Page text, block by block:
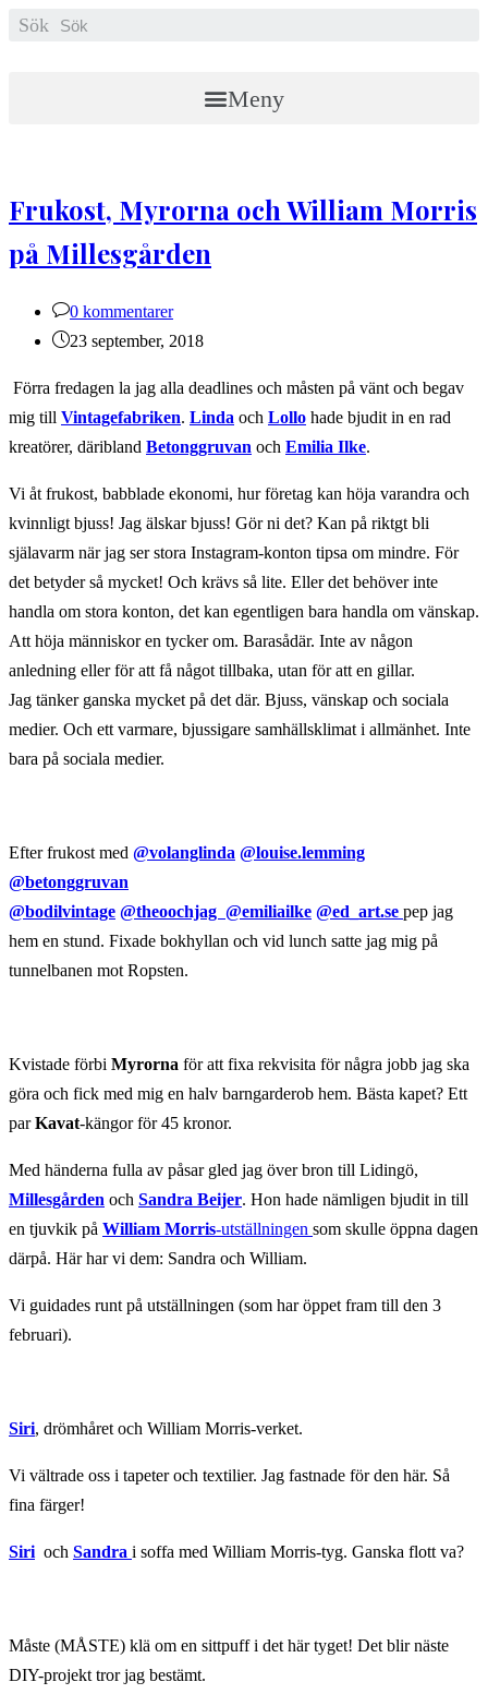
Hoppa
Sök
Meny
Frukost, Myrorna och William Morris
på Millesgården
Kommentarer
på
0 kommentarer
Inlägget
23 september, 2018
Förra fredagen la jag alla deadlines och måsten på vänt och begav
mig till Vintagefabriken. Linda och Lollo hade bjudit in en rad
kreatörer, däribland Betonggruvan och Emilia Ilke.
Vi åt frukost, babblade ekonomi, hur företag kan höja varandra och
kvinnligt bjuss! Jag älskar bjuss! Gör ni det? Kan på riktgt bli
själavarm när jag ser stora Instagram-konton tipsa om mindre. För
det betyder så mycket! Och krävs så lite. Eller det behöver inte
handla om stora konton, det kan egentligen bara handla om vänskap.
Att höja människor en tycker om. Barasådär. Inte av någon
anledning eller för att få något tillbaka, utan för att en gillar.
Jag tänker ganska mycket på det där. Bjuss, vänskap och sociala
medier. Och ett varmare, bjussigare samhällsklimat i allmänhet. Inte
bara på sociala medier.
Efter frukost med @volanglinda @louise.lemming
@betonggruvan
@bodilvintage @theoochjag @emiliailke @ed_art.se pep jag
hem en stund. Fixade bokhyllan och vid lunch satte jag mig på
tunnelbanen mot Ropsten.
Kvistade förbi Myrorna för att fixa rekvisita för några jobb jag ska
göra och fick med mig en halv barngarderob hem. Bästa kapet? Ett
parKavat-kängor för 45 kronor.
Med händerna fulla av påsar gled jag över bron till Lidingö,
Millesgården och Sandra Beijer. Hon hade nämligen bjudit in till
en tjuvkik på William Morris-utställningen som skulle öppna dagen
därpå. Här har vi dem: Sandra och William.
Vi guidades runt på utställningen (som har öppet fram till den 3
februari).
Siri, drömhåret och William Morris-verket.
Vi vältrade oss i tapeter och textilier. Jag fastnade för den här. Så
fina färger!
Siri och Sandra i soffa med William Morris-tyg. Ganska flott va?
Måste (MÅSTE) klä om en sittpuff i det här tyget! Det blir näste
DIY-projekt tror jag bestämt.